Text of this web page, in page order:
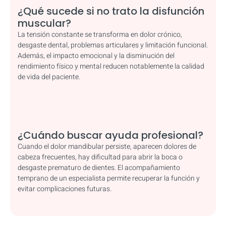
¿Qué sucede si no trato la disfunción
muscular?
La tensión constante se transforma en dolor crónico,
desgaste dental, problemas articulares y limitación funcional.
Además, el impacto emocional y la disminución del
rendimiento físico y mental reducen notablemente la calidad
de vida del paciente.
¿Cuándo buscar ayuda profesional?
Cuando el dolor mandibular persiste, aparecen dolores de
cabeza frecuentes, hay dificultad para abrir la boca o
desgaste prematuro de dientes. El acompañamiento
temprano de un especialista permite recuperar la función y
evitar complicaciones futuras.